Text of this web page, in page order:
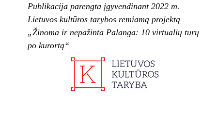
Publikacija parengta įgyvendinant 2022 m.
Lietuvos kultūros tarybos remiamą projektą
„Žinoma ir nepažinta Palanga: 10 virtualių turų
po kurortą“